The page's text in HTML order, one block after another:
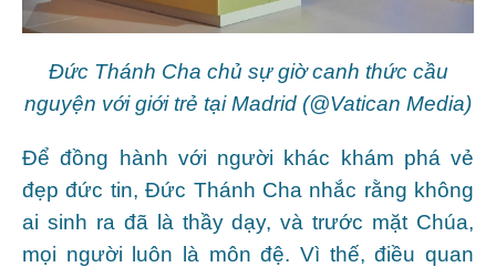
Đức Thánh Cha chủ sự giờ canh thức cầu
nguyện với giới trẻ tại Madrid (@Vatican Media)
Để đồng hành với người khác khám phá vẻ
đẹp đức tin, Đức Thánh Cha nhắc rằng không
ai sinh ra đã là thầy dạy, và trước mặt Chúa,
mọi người luôn là môn đệ. Vì thế, điều quan